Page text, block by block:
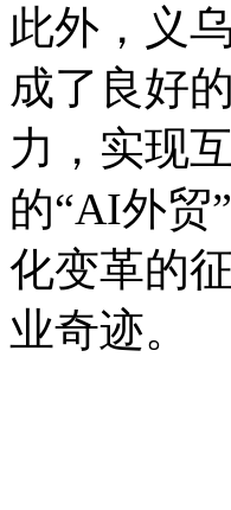
此外，义
成了良好
力，实现
的“AI外贸
化变革的
业奇迹。